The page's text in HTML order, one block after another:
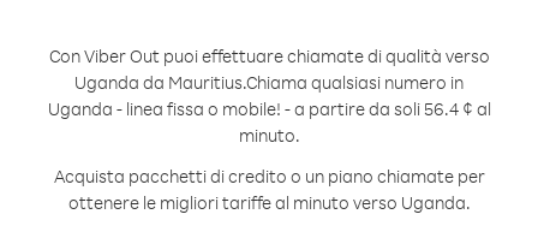
Con Viber Out puoi effettuare chiamate di qualità verso
Uganda da Mauritius.Chiama qualsiasi numero in
Uganda - linea fissa o mobile! - a partire da soli 56.4 ¢ al
minuto.
Acquista pacchetti di credito o un piano chiamate per
ottenere le migliori tariffe al minuto verso Uganda.